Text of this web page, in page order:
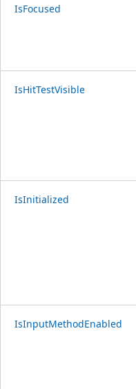
IsFocused
IsHitTestVisible
IsInitialized
IsInputMethodEnabled